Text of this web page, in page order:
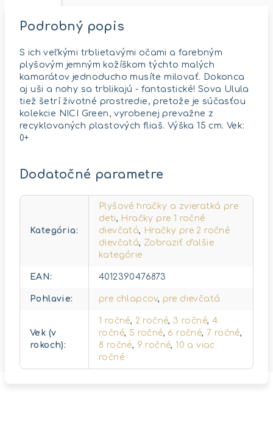
Podrobný popis
S ich veľkými trblietavými očami a farebným
plyšovým jemným kožíškom týchto malých
kamarátov jednoducho musíte milovať. Dokonca
aj uši a nohy sa trblikajú - fantastické! Sova Ulula
tiež šetrí životné prostredie, pretože je súčasťou
kolekcie NICI Green, vyrobenej prevažne z
recyklovaných plastových fliaš. Výška 15 cm. Vek:
0+
Dodatočné parametre
Kategória:
Plyšové hračky a zvieratká pre
deti, Hračky pre 1 ročné
dievčatá, Hračky pre 2 ročné
dievčatá, Zobraziť ďalšie
kategórie
EAN: 4012390476873
Pohlavie: pre chlapcov, pre dievčatá
Vek (v
rokoch):
1 ročné, 2 ročné, 3 ročné, 4
ročné, 5 ročné, 6 ročné,7 ročné,
8 ročné, 9 ročné,10 a viac
ročné